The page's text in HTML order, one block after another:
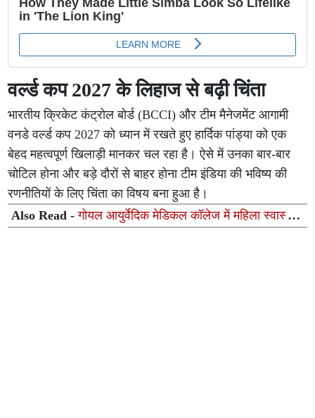
वर्ल्ड कप 2027 के लिहाज से बढ़ी चिंता
भारतीय क्रिकेट कंट्रोल बोर्ड (BCCI) और टीम मैनेजमेंट आगामी
वनडे वर्ल्ड कप 2027 को ध्यान में रखते हुए हार्दिक पांड्या को एक
बेहद महत्वपूर्ण खिलाड़ी मानकर चल रहा है। ऐसे में उनका बार-बार
चोटिल होना और बड़े दौरों से बाहर होना टीम इंडिया की भविष्य की
रणनीतियों के लिए चिंता का विषय बना हुआ है।
Also Read -गोयल आयुर्वेदिक मेडिकल कॉलेज में महिला स्वास्थ्य
जागरूकता कार्यक्रम, सर्वाइकल कैंसर रोकथाम को लेकर निकाली